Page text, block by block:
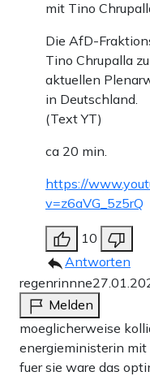
mit Tino
Die AfD-
Tino Chrupalla
aktuellen
in Deutschland.
(Text YT)
ca 20 min.
https://
v=z6aVG_5z5rQ
10
Antworten
regenrinnne
Melden
moeglicherweise
energieministerin mit
fuer sie ware das